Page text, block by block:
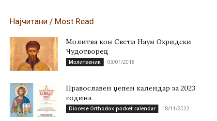
Најчитани / Most Read
Молитва кон Свети Наум Охридски
Чудотворец
Молитвеник 03/01/2018
Православен џепен календар за 2023
година
Diocese Orthodox pocket calendar 18/11/2022